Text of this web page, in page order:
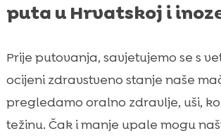
puta u Hrvatskoj i
Prije putovanja, savjetujemo se s
ocijeni zdravstveno stanje naše
pregledamo oralno zdravlje, uši,
težinu. Čak i manje upale mogu